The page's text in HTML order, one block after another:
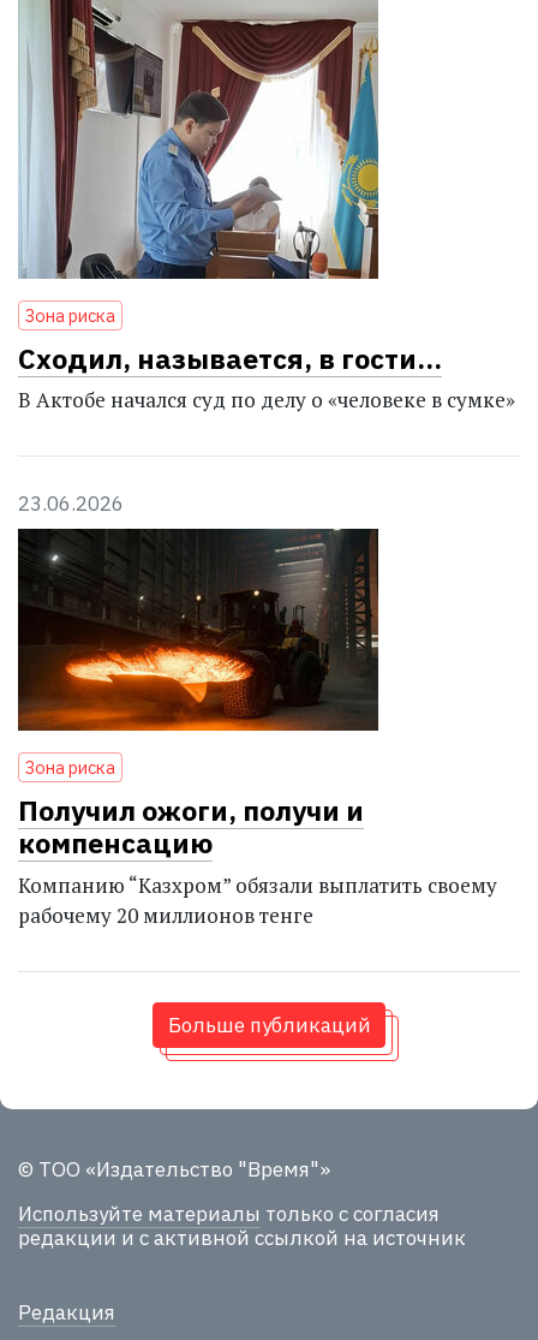
Зона риска
Сходил, называется, в гости...
В Актобе начался суд по делу о «человеке в сумке»
23.06.2026
Зона риска
Получил ожоги, получи и
компенсацию
Компанию “Казхром” обязали выплатить своему
рабочему 20 миллионов тенге
Больше публикаций
© ТОО «Издательство "Время"»
Используйте материалы только с согласия
редакции и с активной ссылкой на источник
Редакция